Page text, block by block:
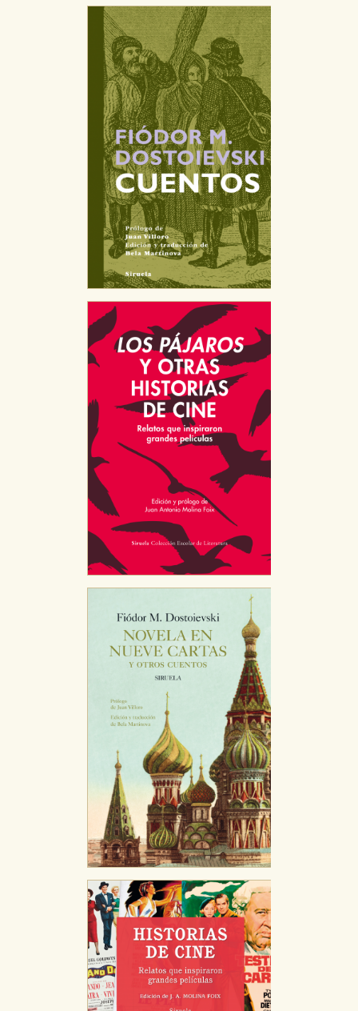
CONFIGURACIÓN DE COOKIES
HABILITAR TODO RECHAZAR TODO
Cookies necesarias
Estas cookies son necesarias para que nuestro sitio
web funcione y no es posible deshabilitarlas desde
nuestro sistema. Es posible hacerlo desde el
navegador, pero en ese caso es posible que algunas
áreas de nuestra web dejen de funcionar
correctamente.
Cookies de rendimiento y analíticas
Estas cookies se utilizan para mejorar su experiencia
de navegación y optimizar el funcionamiento de
nuestro sitio web. Almacenan configuraciones de
servicios para que no tenga que reconfigurarlos cada
vez que nos visita. La información es agregada y, por lo
tanto, es anónima.
Cookies de publicidad y redes sociales
Estas cookies son gestionadas por nuestros socios
publicitarios y se utilizan para mostrar publicidad
relevante para sus intereses en otros sitios. No
almacenan directamente información personal sino
que se basan en la identificación única de su
navegador y dispositivo de internet.
GUARDAR CONFIGURACIÓN